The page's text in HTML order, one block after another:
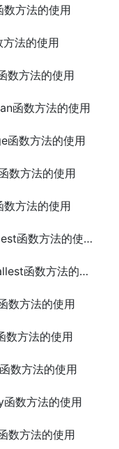
方法的使用
法的使用
数方法的使用
函数方法的使用
函数方法的使用
数方法的使用
方法的使用
Python pandas.DataFrame.nlargest函数方法的使用
Python pandas.DataFrame.nsmallest函数方法的使用
数方法的使用
方法的使用
数方法的使用
数方法的使用
数方法的使用